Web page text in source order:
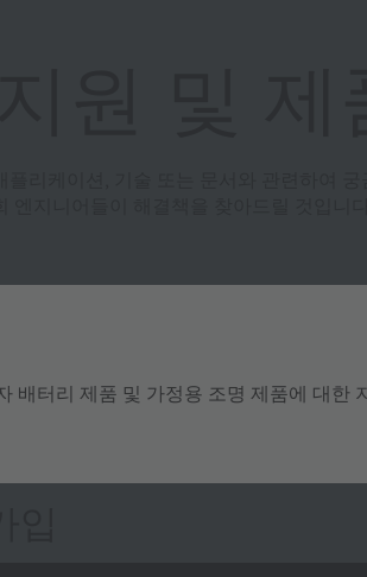
배터리 제품 및 가정용 조명 제품에 대한